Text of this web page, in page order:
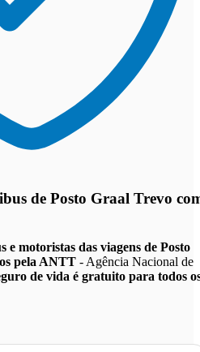
de Posto Graal Trevo
e motoristas das viagens de Posto
pela ANTT - Agência Nacional de
de vida é gratuito para todos